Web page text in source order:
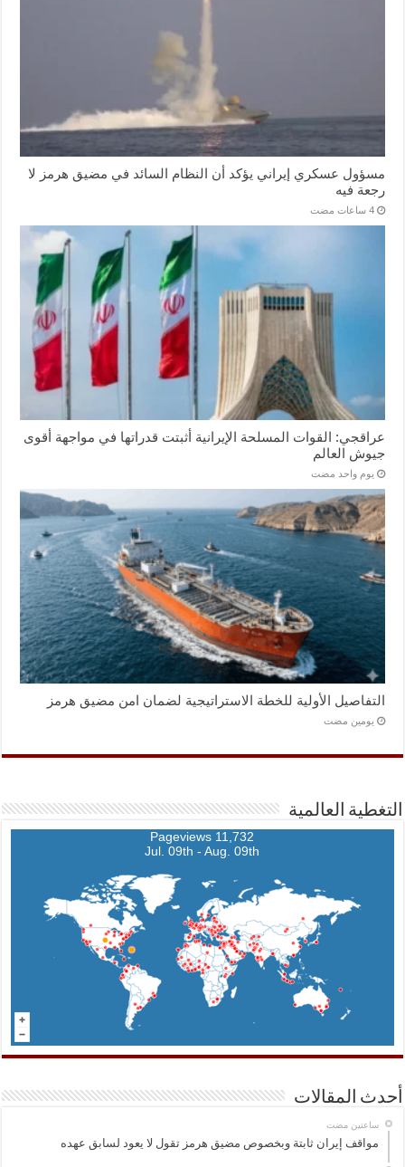
مسؤول عسكري إيراني يؤكد أن النظام السائد في مضيق هرمز لا
رجعة فيه
‏4 ساعات مضت
عراقجي: القوات المسلحة الإيرانية أثبتت قدراتها في مواجهة أقوى
جيوش العالم
‏يوم واحد مضت
التفاصيل الأولية للخطة الاستراتيجية لضمان امن مضيق هرمز
‏يومين مضت
التغطية العالمية
11,732 Pageviews
Jul. 09th - Aug. 09th
أحدث المقالات
‏ساعتين مضت
مواقف إيران ثابتة وبخصوص مضيق هرمز تقول لا يعود لسابق عهده